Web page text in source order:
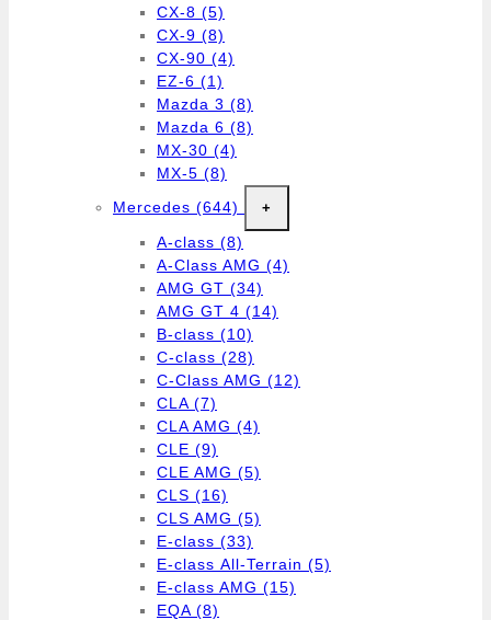
CX-8 (5)
CX-9 (8)
CX-90 (4)
EZ-6 (1)
Mazda 3 (8)
Mazda 6 (8)
MX-30 (4)
MX-5 (8)
Mercedes (644) +
A-class (8)
A-Class AMG (4)
AMG GT (34)
AMG GT 4 (14)
B-class (10)
C-class (28)
C-Class AMG (12)
CLA (7)
CLA AMG (4)
CLE (9)
CLE AMG (5)
CLS (16)
CLS AMG (5)
E-class (33)
E-class All-Terrain (5)
E-class AMG (15)
EQA (8)